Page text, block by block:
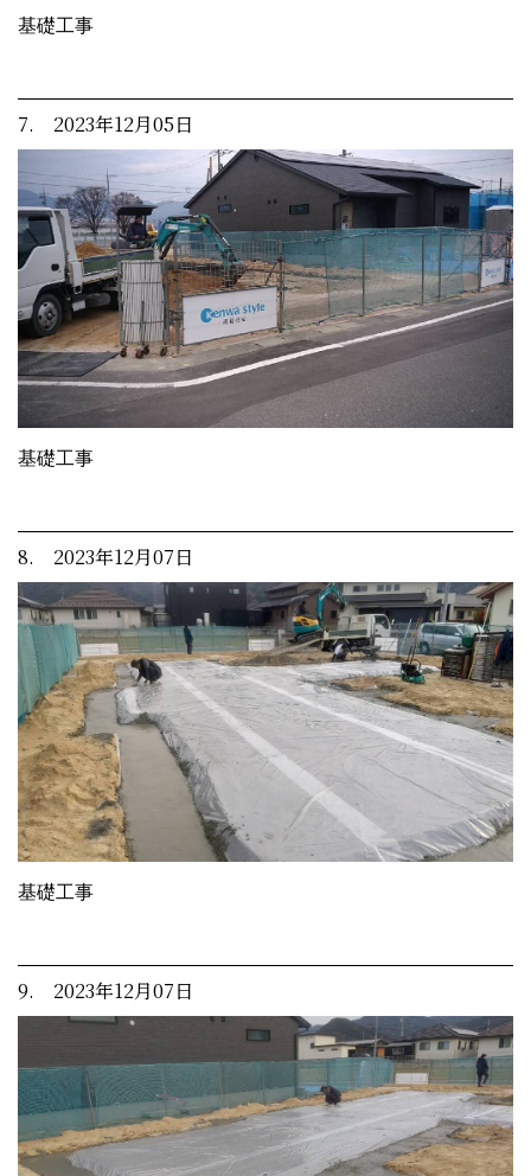
基礎工事
7. 2023年12月05日
基礎工事
8. 2023年12月07日
基礎工事
9. 2023年12月07日